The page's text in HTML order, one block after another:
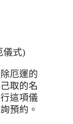
儀式)
厄運的
取的名
這項儀
預約。